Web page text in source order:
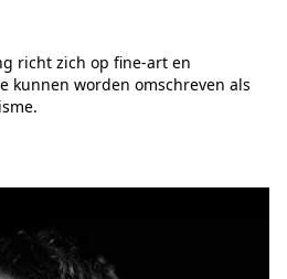
richt zich op fine-art en
kunnen worden omschreven als